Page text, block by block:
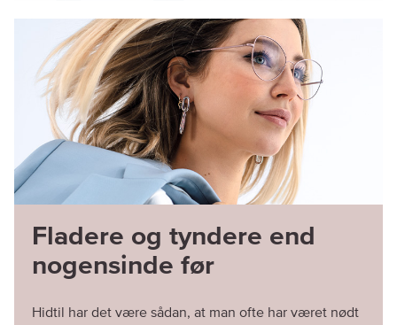
Fladere og tyndere end
nogensinde før
Hidtil har det være sådan, at man ofte har været nødt